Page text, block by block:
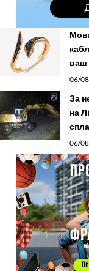
ваш
06/
За
на
06/